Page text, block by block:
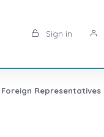
Sign in
Foreign Representatives